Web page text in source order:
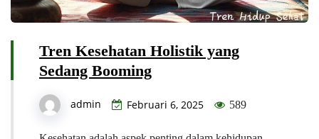
Tren Kesehatan Holistik yang
Sedang Booming
admin Februari 6, 2025 589